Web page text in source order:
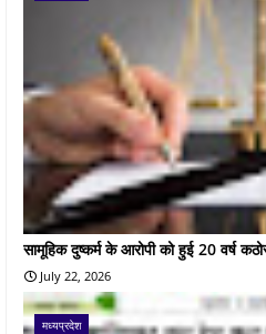
सामूहिक दुष्कर्म के आरोपी को हुई 20 वर्ष
July 22, 2026
मध्यप्रदेश